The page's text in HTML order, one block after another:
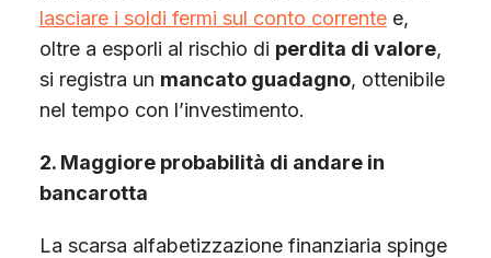
lasciare i soldi fermi sul conto correntee,
oltre a esporli al rischio di perdita di valore,
si registra un mancato guadagno, ottenibile
nel tempo con l’investimento.
2. Maggiore probabilità di andare in
bancarotta
La scarsa alfabetizzazione finanziaria spinge